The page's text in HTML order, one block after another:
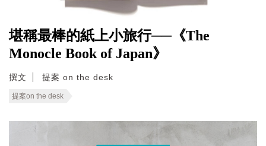
堪稱最棒的紙上小旅行──《The
Monocle Book of Japan》
撰文 提案 on the desk
提案on the desk